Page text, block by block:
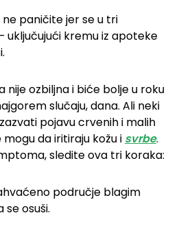
paničite jer se u tri
uključujući kremu iz apoteke
nije ozbiljna i biće bolje u roku
slučaju, dana. Ali neki
pojavu crvenih i malih
da iritiraju kožu i svrbe.
sledite ova tri koraka:
područje blagim
osuši.